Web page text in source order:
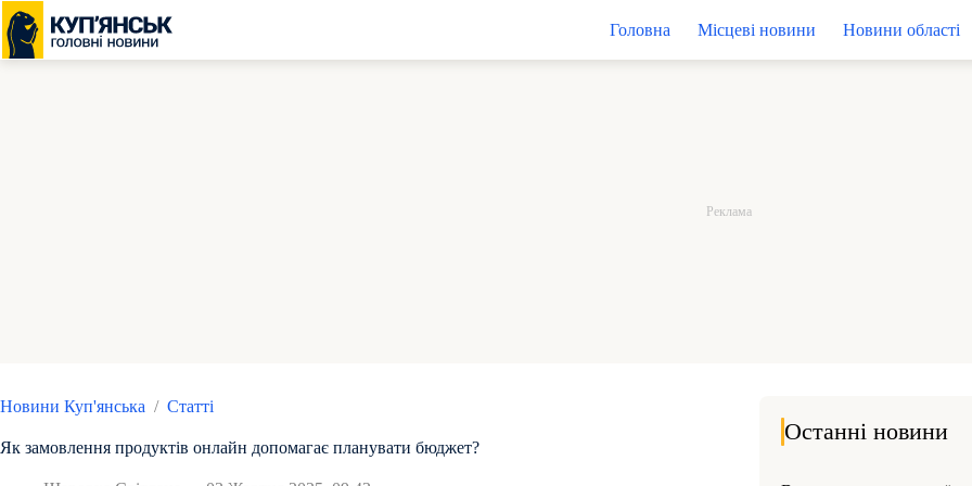
Перейти
до
вмісту
Головна Місцеві новини Новини області
Новини Куп'янська / Статті
Як замовлення продуктів онлайн допомагає планувати бюджет?
Останні новини